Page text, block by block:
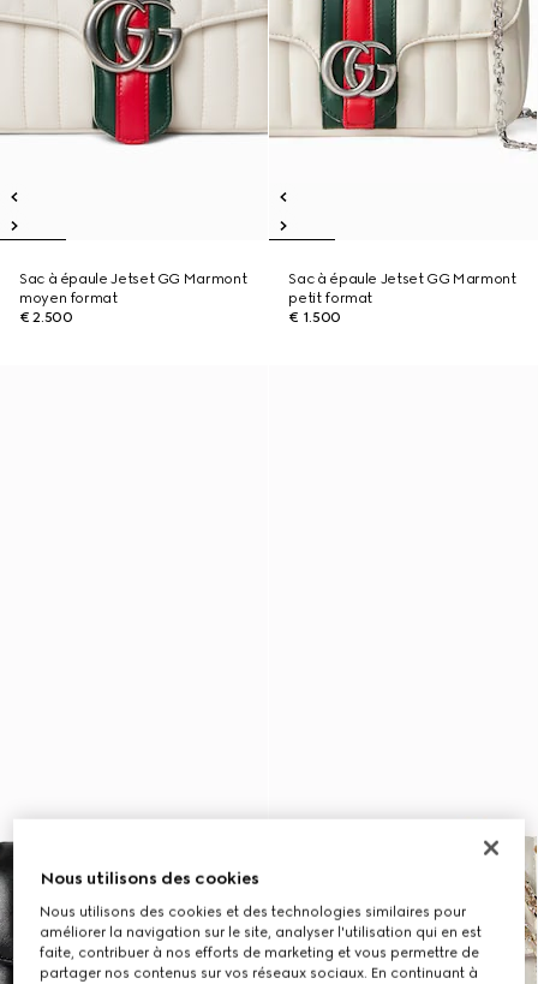
Sac à épaule Jetset GG Marmont
moyen format
€ 2.500
Sac à épaule Jetset GG Marmont
petit format
€ 1.500
Nous utilisons des cookies
Nous utilisons des cookies et des technologies similaires pour
améliorer la navigation sur le site, analyser l'utilisation qui en est
faite, contribuer à nos efforts de marketing et vous permettre de
partager nos contenus sur vos réseaux sociaux. En continuant à